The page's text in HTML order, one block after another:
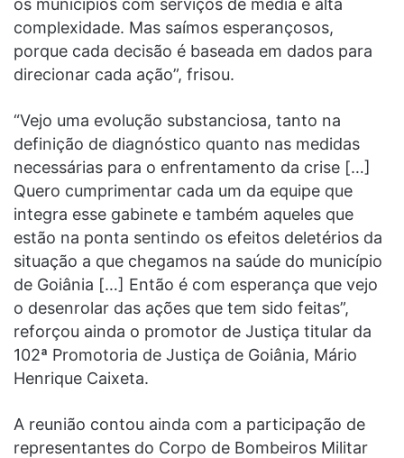
os municípios com serviços de média e alta
complexidade. Mas saímos esperançosos,
porque cada decisão é baseada em dados para
direcionar cada ação”, frisou.
“Vejo uma evolução substanciosa, tanto na
definição de diagnóstico quanto nas medidas
necessárias para o enfrentamento da crise […]
Quero cumprimentar cada um da equipe que
integra esse gabinete e também aqueles que
estão na ponta sentindo os efeitos deletérios da
situação a que chegamos na saúde do município
de Goiânia […] Então é com esperança que vejo
o desenrolar das ações que tem sido feitas”,
reforçou ainda o promotor de Justiça titular da
102ª Promotoria de Justiça de Goiânia, Mário
Henrique Caixeta.
A reunião contou ainda com a participação de
representantes do Corpo de Bombeiros Militar